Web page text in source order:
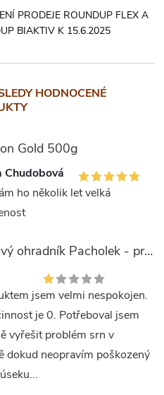
PRODEJE ROUNDUP FLEX A
BIAKTIV K 15.6.2025
HODNOCENÉ
Gold 500g
Chudobová
ho několik let velká
Pachový ohradník Pacholek - proti vysoké zvěři
jsem velmi nespokojen.
je 0. Potřeboval jsem
vyřešit problém srn v
dokud neopravím poškozený
Hnojivo pro hortenzie s
čedičovou moučkou 1 kg
s přírodní čedičovou moučkou
je svým poměrem dusíku, fosforu,
draslíku a železa přizpůsobené pro